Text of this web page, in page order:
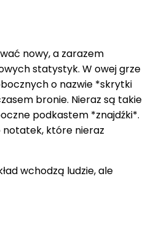
nowy, a zarazem
statystyk. W owej grze
o nazwie *skrytki
bronie. Nieraz są takie
podkastem *znajdźki*.
notatek, które nieraz
wchodzą ludzie, ale